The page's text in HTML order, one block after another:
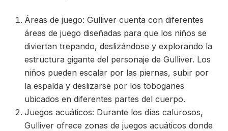
Áreas de juego: Gulliver cuenta con diferentes
áreas de juego diseñadas para que los niños se
diviertan trepando, deslizándose y explorando la
estructura gigante del personaje de Gulliver. Los
niños pueden escalar por las piernas, subir por
la espalda y deslizarse por los toboganes
ubicados en diferentes partes del cuerpo.
Juegos acuáticos: Durante los días calurosos,
Gulliver ofrece zonas de juegos acuáticos donde